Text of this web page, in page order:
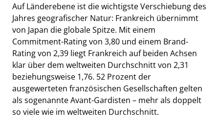
Auf Länderebene ist die wichtigste Verschiebung des
Jahres geografischer Natur: Frankreich übernimmt
von Japan die globale Spitze. Mit einem
Commitment-Rating von 3,80 und einem Brand-
Rating von 2,39 liegt Frankreich auf beiden Achsen
klar über dem weltweiten Durchschnitt von 2,31
beziehungsweise 1,76. 52 Prozent der
ausgewerteten französischen Gesellschaften gelten
als sogenannte Avant-Gardisten – mehr als doppelt
so viele wie im weltweiten Durchschnitt.